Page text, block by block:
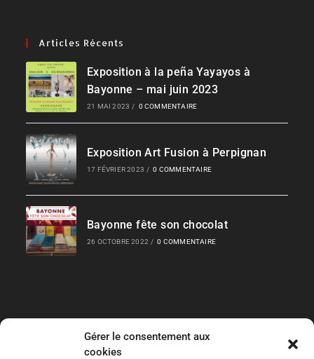
Gérer le consentement aux
cookies
Articles Récents
Exposition à la peña Yayayos à
Bayonne – mai juin 2023
21 MAI 2023 / 0 COMMENTAIRE
Exposition Art Fusion à Perpignan
17 FÉVRIER 2023 / 0 COMMENTAIRE
Bayonne fête son chocolat
26 OCTOBRE 2022 / 0 COMMENTAIRE
Liens Rapides